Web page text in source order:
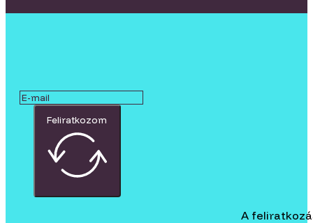
Feliratkozom
A